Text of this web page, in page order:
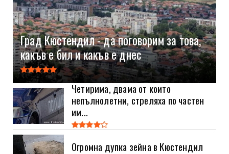
Град Кюстендил - да поговорим за това,
какъв е бил и какъв е днес
Четирима, двама от които
непълнолетни, стреляха по частен
им...
Огромна дупка зейна в Кюстендил